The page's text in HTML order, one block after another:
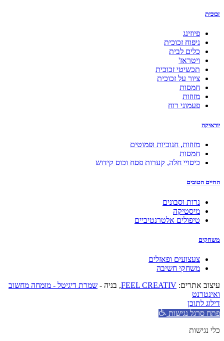
זכוכית
פיוזינג
ניפוח זכוכית
כלים לבית
ויטראז'
תכשיטי זכוכית
ציור על זכוכית
חמסות
מזוזות
פעמוני רוח
יודאיקה
מזוזות, חנוכיות ופמוטים
חמסות
כיסויי חלה, קערות פסח וכוס קידוש
החיים הטובים
נרות וסבונים
מיסטיקה
טיפולים אלטרנטיביים
משחקים
צעצועים ופאזלים
משחקי חשיבה
עיצוב אתרים: FEEL CREATIV, בניה - שמרת דיגיטל - מומחה מחשוב
ואינטרנט
דילוג לתוכן
פתח סרגל נגישות
כלי נגישות